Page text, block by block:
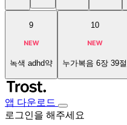
9
녹색 adhd약
10
누가복음 6장 39절
앱 다운로드
로그인을 해주세요